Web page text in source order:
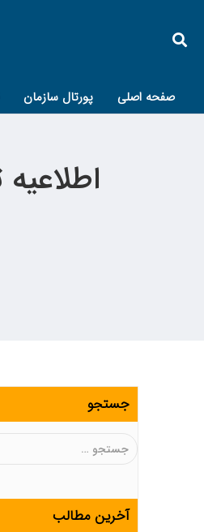
صفحه اصلی پورتال سازمان
جستجو
جستجو
آخرین مطالب